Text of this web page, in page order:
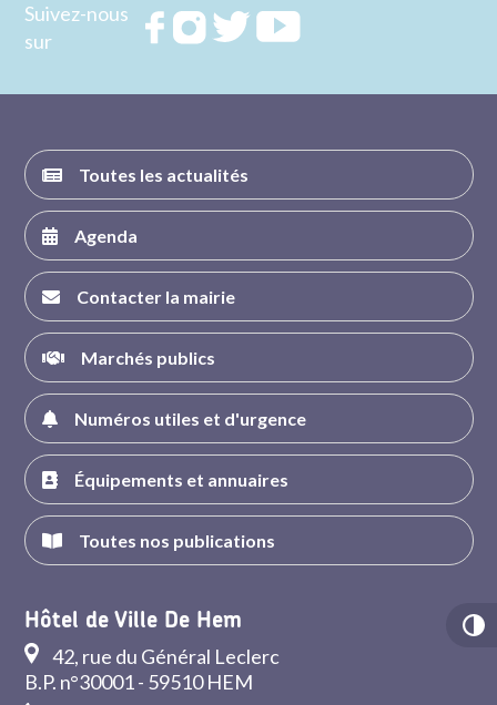
Suivez-nous
sur
RejoignezRejoignezRejoignez
Toutes les actualités
Agenda
Contacter la mairie
Marchés publics
Numéros utiles et d'urgence
Équipements et annuaires
Toutes nos publications
Hôtel de Ville De Hem
42, rue du Général Leclerc
B.P. n°30001 - 59510 HEM